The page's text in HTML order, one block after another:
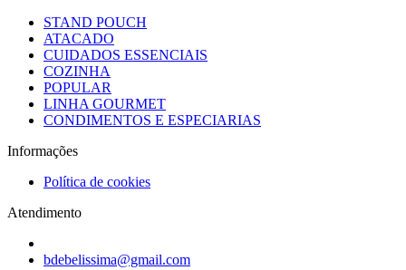
STAND POUCH
ATACADO
CUIDADOS ESSENCIAIS
COZINHA
POPULAR
LINHA GOURMET
CONDIMENTOS E ESPECIARIAS
Informações
Política de cookies
Atendimento
bdebelissima@gmail.com